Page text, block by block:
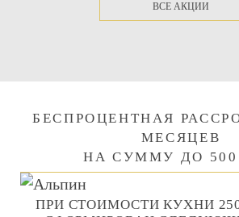
ВСЕ АКЦИИ
БЕСПРОЦЕНТНАЯ
МЕСЯЦЕВ
НА СУММУ ДО
ПРИ СТОИМОСТИ КУХНИ